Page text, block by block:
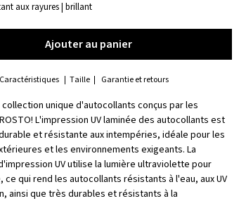
aux rayures | brillant
Ajouter au panier
Ajouter au panier
unique d'autocollants conçus par les
L'impression UV laminée des autocollants est
et résistante aux intempéries, idéale pour les
et les environnements exigeants. La
UV utilise la lumière ultraviolette pour
ce qui rend les autocollants résistants à l'eau, aux UV
ainsi que très durables et résistants à la
Caractéristiques Taille Garantie et retours